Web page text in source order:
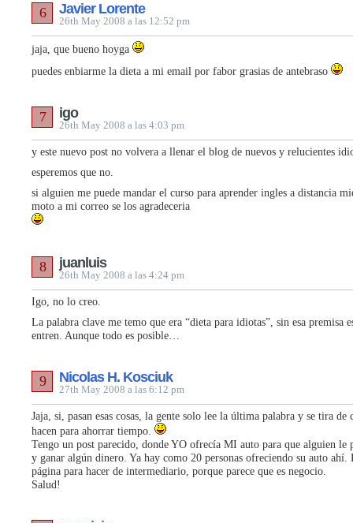
Javier Lorente
26th May 2008 a las 12:52 pm
6
jaja, que bueno hoyga
puedes enbiarme la dieta a mi email por fabor grasias de antebraso
igo
26th May 2008 a las 4:03 pm
7
y este nuevo post no volvera a llenar el blog de nuevos y relucientes
esperemos que no.
si alguien me puede mandar el curso para aprender ingles a distancia
moto a mi correo se los agradeceria
juanluis
26th May 2008 a las 4:24 pm
8
Igo, no lo creo.
La palabra clave me temo que era “dieta para idiotas”, sin esa premisa
entren. Aunque todo es posible…
Nicolas H. Kosciuk
27th May 2008 a las 6:12 pm
9
Jaja, si, pasan esas cosas, la gente solo lee la última palabra y se tira de
hacen para ahorrar tiempo.
Tengo un post parecido, donde YO ofrecía MI auto para que alguien le
y ganar algún dinero. Ya hay como 20 personas ofreciendo su auto ahí.
página para hacer de intermediario, porque parece que es negocio.
Salud!